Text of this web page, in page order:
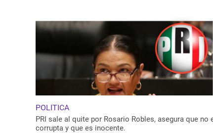
POLITICA
PRI sale al quite por Rosario Robles, asegura que no
corrupta y que es inocente.